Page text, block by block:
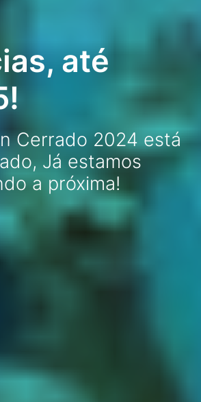
até
Cerrado 2024 está
Já estamos
a próxima!